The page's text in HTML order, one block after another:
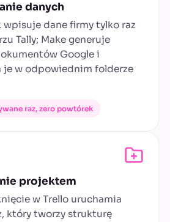
danych
wpisuje dane firmy tylko raz
Tally; Make generuje
Google i
je w odpowiednim folderze
raz, zero powtórek
projektem
w Trello uruchamia
który tworzy strukturę